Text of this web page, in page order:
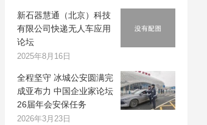
新石器慧通（北京）科技
有限公司快递无人车应用
论坛
2025年8月16日
全程坚守 冰城公安圆满完
成亚布力 中国企业家论坛
26届年会安保任务
2026年3月23日